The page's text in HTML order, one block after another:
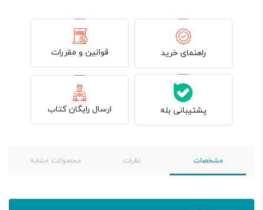
راهنمای خرید قوانین و مقررات
پشتیبانی بله ارسال رایگان کتاب
مشخصات نظرات محصولات مشابه